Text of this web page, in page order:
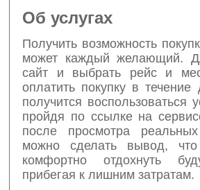
Об услугах
Получить возможность
может каждый желающий.
сайт и выбрать рейс и
оплатить покупку в
получится воспользоваться
пройдя по ссылке на
после просмотра
можно сделать вывод, что
комфортно отдохнуть
прибегая к лишним затратам.